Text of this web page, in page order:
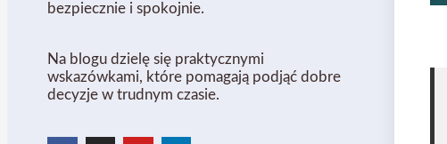
bezpiecznie i spokojnie.
Na blogu dzielę się praktycznymi
wskazówkami, które pomagają podjąć dobre
decyzje w trudnym czasie.